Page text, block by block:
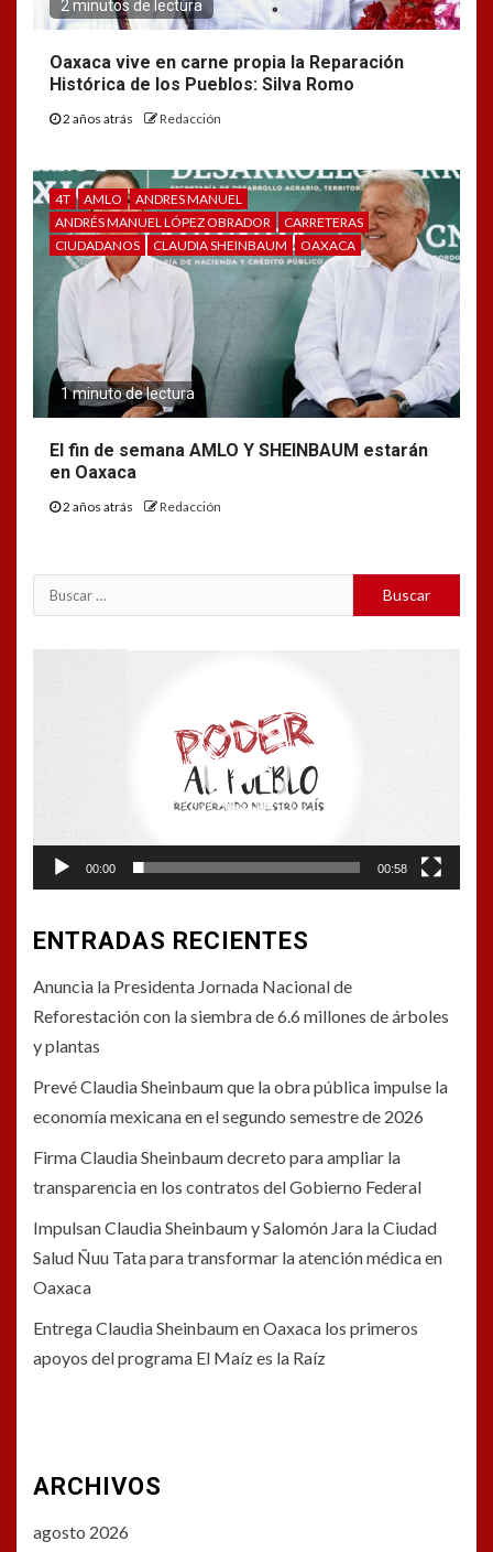
2 minutos de lectura
Oaxaca vive en carne propia la Reparación
Histórica de los Pueblos: Silva Romo
2 años atrás Redacción
4T AMLO
ANDRES MANUEL
ANDRÉS MANUEL LÓPEZ OBRADOR
CARRETERAS
CIUDADANOS
CLAUDIA SHEINBAUM OAXACA
1 minuto de lectura
El fin de semana AMLO Y SHEINBAUM estarán
en Oaxaca
2 años atrás Redacción
Buscar:
00:00 00:58
ENTRADAS RECIENTES
Anuncia la Presidenta Jornada Nacional de
Reforestación con la siembra de 6.6 millones de árboles
y plantas
Prevé Claudia Sheinbaum que la obra pública impulse la
economía mexicana en el segundo semestre de 2026
Firma Claudia Sheinbaum decreto para ampliar la
transparencia en los contratos del Gobierno Federal
Impulsan Claudia Sheinbaum y Salomón Jara la Ciudad
Salud Ñuu Tata para transformar la atención médica en
Oaxaca
Entrega Claudia Sheinbaum en Oaxaca los primeros
apoyos del programa El Maíz es la Raíz
ARCHIVOS
agosto 2026